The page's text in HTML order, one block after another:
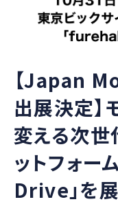
【Japan
出展決定】
変える次
ットフォ
Drive」を